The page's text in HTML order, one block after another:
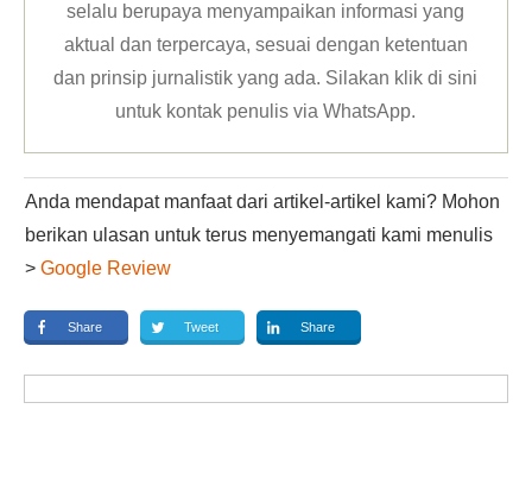
selalu berupaya menyampaikan informasi yang
aktual dan terpercaya, sesuai dengan ketentuan
dan prinsip jurnalistik yang ada. Silakan klikdi sini
untuk kontak penulis via WhatsApp.
Anda mendapat manfaat dari artikel-artikel kami? Mohon
berikan ulasan untuk terus menyemangati kami menulis
> Google Review
Share Tweet Share